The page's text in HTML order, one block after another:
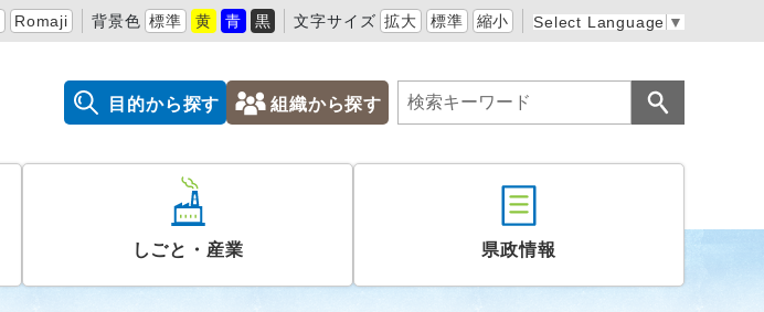
Romaji 背景色 標準 黄 青 黒 文字サイズ 拡大 標準 縮小 Select Language ▼
目的から探す 組織から探す
しごと・産業 県政情報